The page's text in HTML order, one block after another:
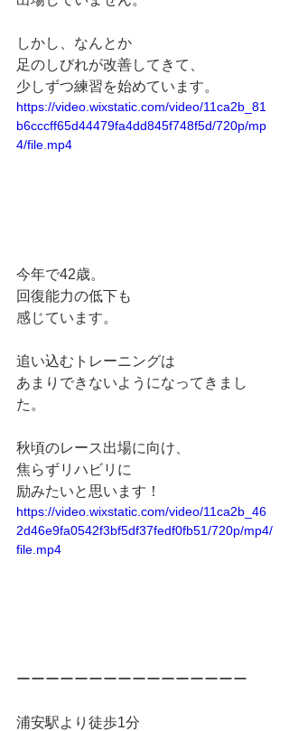
しかし、なんとか
足のしびれが改善してきて、
少しずつ練習を始めています。
https://video.wixstatic.com/video/11ca2b_81
b6cccff65d44479fa4dd845f748f5d/720p/mp
4/file.mp4
今年で42歳。
回復能力の低下も
感じています。
追い込むトレーニングは
あまりできないようになってきまし
た。
秋頃のレース出場に向け、
焦らずリハビリに
励みたいと思います！
https://video.wixstatic.com/video/11ca2b_46
2d46e9fa0542f3bf5df37fedf0fb51/720p/mp4/
file.mp4
ーーーーーーーーーーーーーーーー
浦安駅より徒歩1分